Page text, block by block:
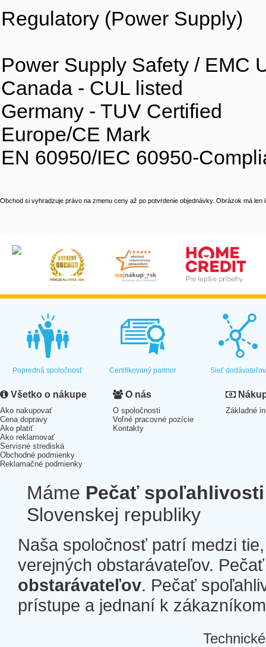
Regulatory (Power Supply)
Power Supply Safety / EMC
Canada - CUL listed
Germany - TUV Certified
Europe/CE Mark
EN 60950/IEC 60950-
Obchod si vyhradzuje právo na zmenu ceny až po potvrdenie objednávky. Obrázok má len
Popredná spoločnosť Certifikovaný partner Sieť dodávateľov
Všetko o nákupe
Ako nakupovať
Cena dopravy
Ako platiť
Ako reklamovať
Servisné strediská
Obchodné podmienky
Reklamačné podmienky
O nás
O spoločnosti
Voľné pracovné pozície
Kontakty
Základné
Máme Pečať spoľahlivosti
Slovenskej republiky
Naša spoločnosť patrí medzi
verejných obstarávateľov.
obstarávateľov. Pečať
prístupe a jednaní k